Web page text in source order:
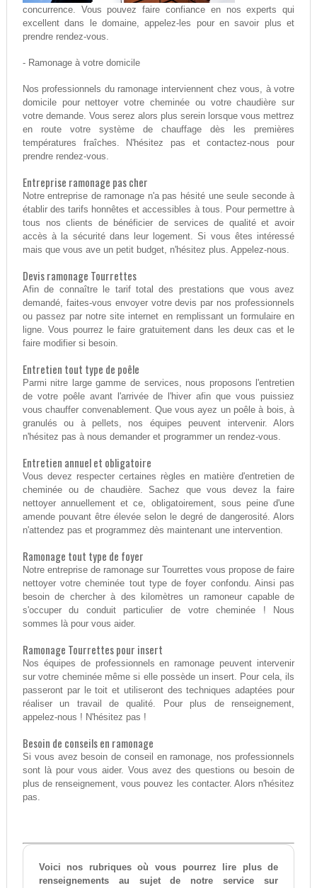
concurrence. Vous pouvez faire confiance en nos experts qui
excellent dans le domaine, appelez-les pour en savoir plus et
prendre rendez-vous.
- Ramonage à votre domicile
Nos professionnels du ramonage interviennent chez vous, à votre
domicile pour nettoyer votre cheminée ou votre chaudière sur
votre demande. Vous serez alors plus serein lorsque vous mettrez
en route votre système de chauffage dès les premières
températures fraîches. N'hésitez pas et contactez-nous pour
prendre rendez-vous.
Entreprise ramonage pas cher
Notre entreprise de ramonage n'a pas hésité une seule seconde à
établir des tarifs honnêtes et accessibles à tous. Pour permettre à
tous nos clients de bénéficier de services de qualité et avoir
accès à la sécurité dans leur logement. Si vous êtes intéressé
mais que vous ave un petit budget, n'hésitez plus. Appelez-nous.
Devis ramonage Tourrettes
Afin de connaître le tarif total des prestations que vous avez
demandé, faites-vous envoyer votre devis par nos professionnels
ou passez par notre site internet en remplissant un formulaire en
ligne. Vous pourrez le faire gratuitement dans les deux cas et le
faire modifier si besoin.
Entretien tout type de poêle
Parmi nitre large gamme de services, nous proposons l'entretien
de votre poêle avant l'arrivée de l'hiver afin que vous puissiez
vous chauffer convenablement. Que vous ayez un poêle à bois, à
granulés ou à pellets, nos équipes peuvent intervenir. Alors
n'hésitez pas à nous demander et programmer un rendez-vous.
Entretien annuel et obligatoire
Vous devez respecter certaines règles en matière d'entretien de
cheminée ou de chaudière. Sachez que vous devez la faire
nettoyer annuellement et ce, obligatoirement, sous peine d'une
amende pouvant être élevée selon le degré de dangerosité. Alors
n'attendez pas et programmez dès maintenant une intervention.
Ramonage tout type de foyer
Notre entreprise de ramonage sur Tourrettes vous propose de faire
nettoyer votre cheminée tout type de foyer confondu. Ainsi pas
besoin de chercher à des kilomètres un ramoneur capable de
s'occuper du conduit particulier de votre cheminée ! Nous
sommes là pour vous aider.
Ramonage Tourrettes pour insert
Nos équipes de professionnels en ramonage peuvent intervenir
sur votre cheminée même si elle possède un insert. Pour cela, ils
passeront par le toit et utiliseront des techniques adaptées pour
réaliser un travail de qualité. Pour plus de renseignement,
appelez-nous ! N'hésitez pas !
Besoin de conseils en ramonage
Si vous avez besoin de conseil en ramonage, nos professionnels
sont là pour vous aider. Vous avez des questions ou besoin de
plus de renseignement, vous pouvez les contacter. Alors n'hésitez
pas.
Voici nos rubriques où vous pourrez lire plus de
renseignements au sujet de notre service sur